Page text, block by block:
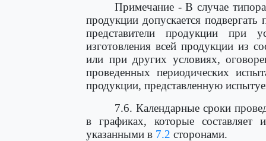
Примечание - В случае
продукции допускается
представители продукции при
изготовления всей продукции из
или при других условиях,
проведенных периодических
продукции, представленную
7.6. Календарные сроки
в графиках, которые составляет
указанными в 7.2 сторонами.